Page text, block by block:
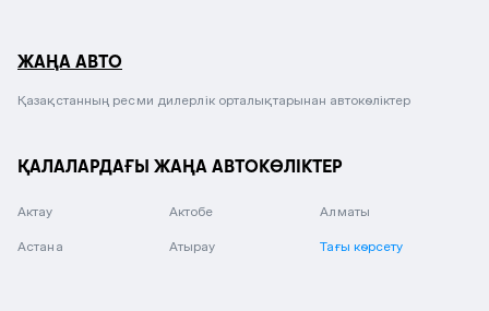
ЖАҢА АВТО
Қазақстанның ресми дилерлік орталықтарынан автокөліктер
ҚАЛАЛАРДАҒЫ ЖАҢА АВТОКӨЛІКТЕР
Актау Актобе Алматы
Астана Атырау Тағы көрсету